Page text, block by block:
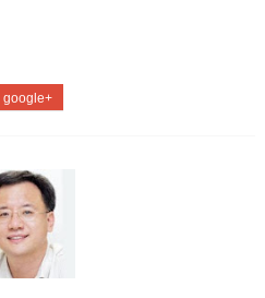
google+